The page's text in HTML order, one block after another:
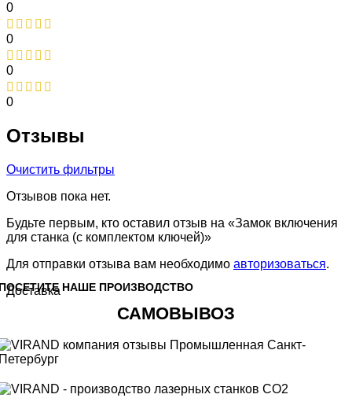
0
0
0
0
Отзывы
Очистить фильтры
Отзывов пока нет.
Будьте первым, кто оставил отзыв на «Замок включения
для станка (с комплектом ключей)»
Для отправки отзыва вам необходимо авторизоваться.
Доставка НАШЕ ПРОИЗВОДСТВО
САМОВЫВОЗ